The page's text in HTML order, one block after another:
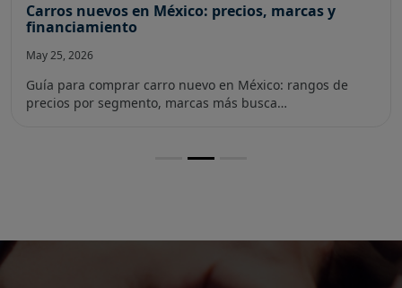
Carros nuevos en México: precios, marcas y
financiamiento
May 25, 2026
Guía para comprar carro nuevo en México: rangos de
precios por segmento, marcas más busca…